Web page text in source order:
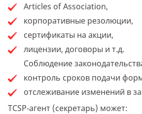
Articles of Association,
корпоративные резолюции,
сертификаты на акции,
лицензии, договоры и т.д.
Соблюдение
контроль сроков подачи
отслеживание изменений в
TCSP‑агент (секретарь) может: